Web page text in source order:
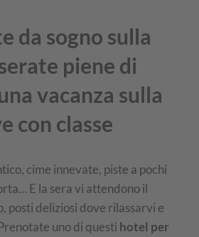
da sogno sulla
piene di
vacanza sulla
con classe
cime innevate, piste a pochi
E la sera vi attendono il
posti deliziosi dove rilassarvi e
uno di questi hotel per